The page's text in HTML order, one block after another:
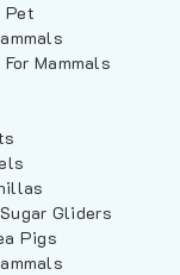
Pet
Mammals
Gliders
Pigs